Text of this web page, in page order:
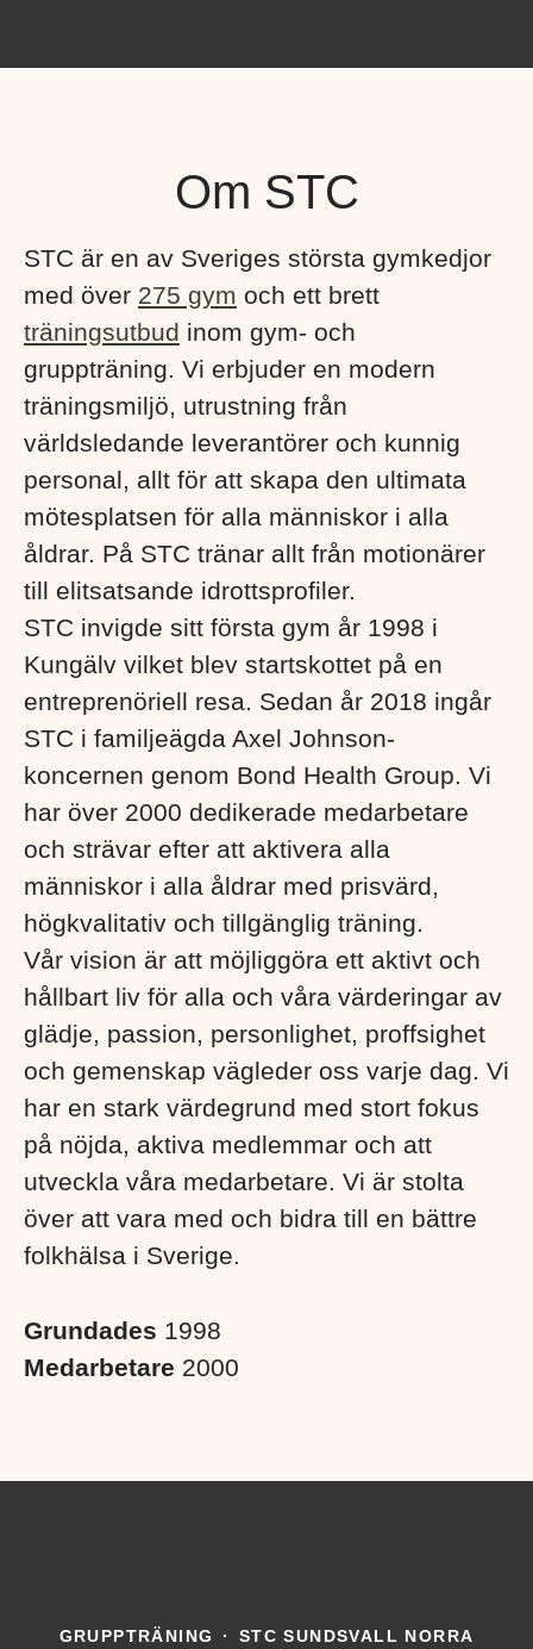
Om STC
STC är en av Sveriges största gymkedjor
med över 275 gym och ett brett
träningsutbud inom gym- och
gruppträning. Vi erbjuder en modern
träningsmiljö, utrustning från
världsledande leverantörer och kunnig
personal, allt för att skapa den ultimata
mötesplatsen för alla människor i alla
åldrar. På STC tränar allt från motionärer
till elitsatsande idrottsprofiler.
STC invigde sitt första gym år 1998 i
Kungälv vilket blev startskottet på en
entreprenöriell resa. Sedan år 2018 ingår
STC i familjeägda Axel Johnson-
koncernen genom Bond Health Group. Vi
har över 2000 dedikerade medarbetare
och strävar efter att aktivera alla
människor i alla åldrar med prisvärd,
högkvalitativ och tillgänglig träning.
Vår vision är att möjliggöra ett aktivt och
hållbart liv för alla och våra värderingar av
glädje, passion, personlighet, proffsighet
och gemenskap vägleder oss varje dag. Vi
har en stark värdegrund med stort fokus
på nöjda, aktiva medlemmar och att
utveckla våra medarbetare. Vi är stolta
över att vara med och bidra till en bättre
folkhälsa i Sverige. ​
Grundades 1998
Medarbetare 2000
GRUPPTRÄNING ·
STC SUNDSVALL NORRA